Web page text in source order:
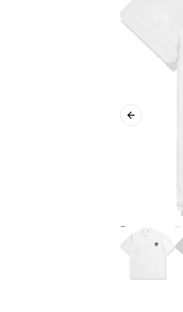
Previous